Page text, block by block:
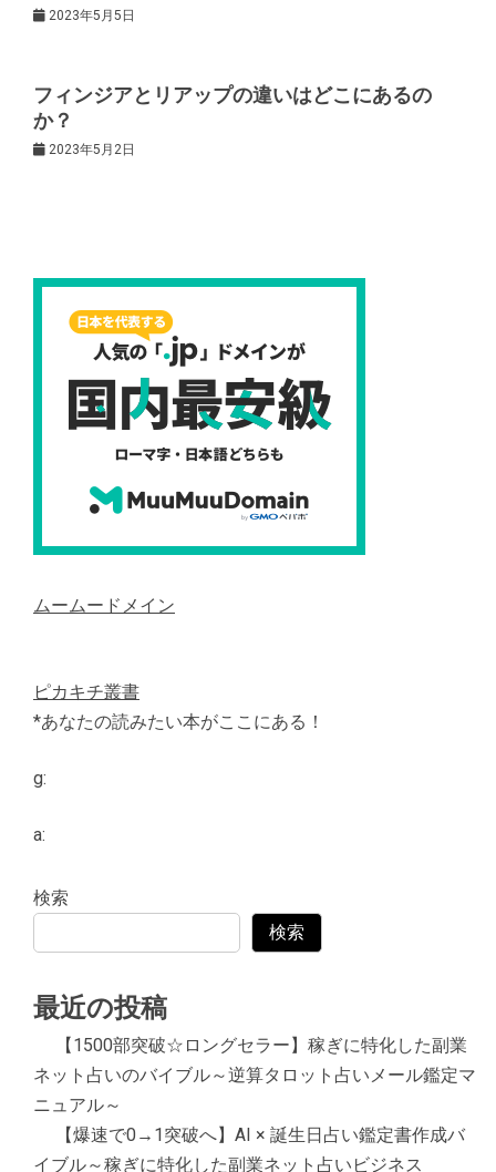
2023年5月5日
フィンジアとリアップの違いはどこにあるの
か？
2023年5月2日
ムームードメイン
ピカキチ叢書
*あなたの読みたい本がここにある！
g:
a:
検索
検索
最近の投稿
【1500部突破☆ロングセラー】稼ぎに特化した副業
ネット占いのバイブル～逆算タロット占いメール鑑定マ
ニュアル～
【爆速で0→1突破へ】AI × 誕生日占い鑑定書作成バ
イブル～稼ぎに特化した副業ネット占いビジネス